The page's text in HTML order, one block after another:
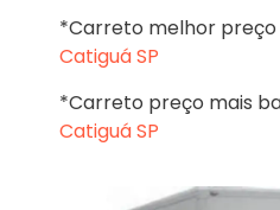
*Carreto melhor preço
Catiguá SP
*Carreto preço mais
Catiguá SP